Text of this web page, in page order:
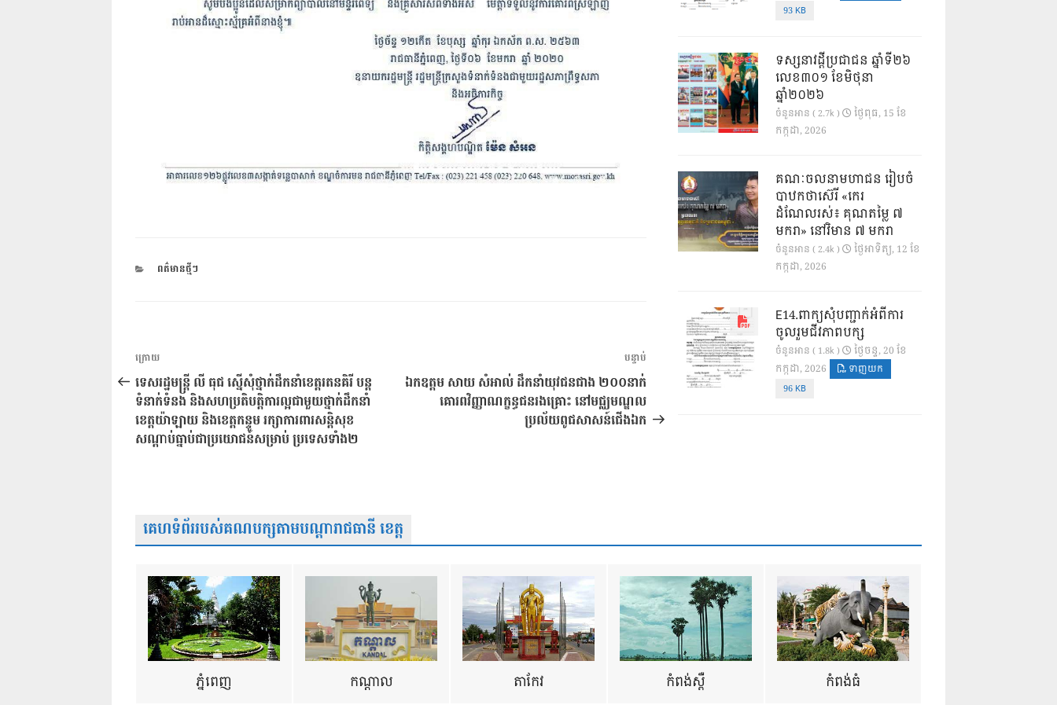
CATEGORIES
ពត៌មានថ្មីៗ
ការ​
នាំទិស​
ប្រកាស
អត្ថបទ
មុន
ក្រោយ
ទេសរដ្ឋមន្ត្រី លី ធុជ ស្នើសុំថ្នាក់ដឹកនាំខេត្តរតនគិរី បន្ត
ទំនាក់ទំនង និងសហប្រតិបត្តិការល្អជាមួយថ្នាក់ដឹកនាំ
ខេត្តយ៉ាឡាយ និងខេត្តកន្ទូម រក្សាការពារសន្តិសុខ
សណ្តាប់ធ្នាប់ជាប្រយោជន៍សម្រាប់ ប្រទេសទាំង២
បន្ទាប់
ឯកឧត្តម សាយ សំអាល់ ដឹកនាំយុវជនជាង ២០០នាក់
គោរពវិញ្ញាណក្ខន្ធជនរងគ្រោះ នៅមជ្ឈមណ្ឌល
ប្រល័យពូជសាសន៍ជើងឯក
93 KB
ទស្សនាវដ្ដីប្រជាជន ឆ្នាំទី២៦
លេខ៣០១ ខែមិថុនា
ឆ្នាំ២០២៦
ចំនួនអាន ( 2.7k )
ថ្ងៃ​ពុធ, 15 ខែ​
កក្កដា, 2026
គណៈចលនាមហាជន រៀបចំ
បាឋកថាស៊េរី «កេរ
ដំណែលរស់៖ គុណតម្លៃ ៧
មករា» នៅវិមាន ៧ មករា
ចំនួនអាន ( 2.4k )
ថ្ងៃ​អាទិត្យ, 12 ខែ​
កក្កដា, 2026
E14.ពាក្យសុំបញ្ជាក់អំពីការ
ចូលរួមជីវភាពបក្ស
ចំនួនអាន ( 1.8k )
ថ្ងៃ​ចន្ទ, 20 ខែ​
កក្កដា, 2026
ទាញយក
96 KB
គេហទំព័ររបស់គណបក្សតាមបណ្តារាជធានី ខេត្ត
ភ្នំពេញ កណ្តាល តាកែវ កំពង់ស្ពឺ កំពង់ធំ